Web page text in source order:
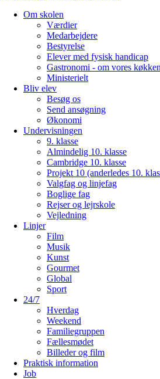
Om skolen
Værdier
Medarbejdere
Bestyrelse
Elever med fysisk handicap
Gastronomi - om vores køkken
Ministerielt
Bliv elev
Besøg os
Send ansøgning
Økonomi
Undervisningen
9. klasse
Almindelig 10. klasse
Cambridge 10. klasse
Projekt 10 (anderledes 10.
Valgfag og linjefag
Boglige fag
Rejser og lejrskole
Vejledning
Linjer
Film
Musik
Kunst
Gourmet
Global
Sport
24/7
Hverdag
Weekend
Familiegruppen
Fællesmødet
Billeder og film
Praktisk information
Job